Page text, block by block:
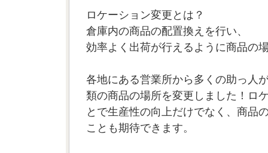
ロケーション変更とは？
倉庫内の商品の配置換えを行い、
効率よく出荷が行えるように商品の
各地にある営業所から多くの助っ人
類の商品の場所を変更しました！ロ
とで生産性の向上だけでなく、商品
ことも期待できます。